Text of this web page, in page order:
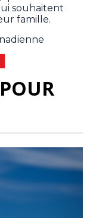
souhaitent
famille.